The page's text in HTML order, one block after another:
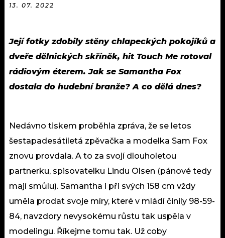
13. 07. 2022
Její fotky zdobily stěny chlapeckých pokojíků a
dveře dělnických skříněk, hit Touch Me rotoval
rádiovým éterem. Jak se Samantha Fox
dostala do hudební branže? A co dělá dnes?
Nedávno tiskem proběhla zpráva, že se letos
šestapadesátiletá zpěvačka a modelka Sam Fox
znovu provdala. A to za svojí dlouholetou
partnerku, spisovatelku Lindu Olsen (pánové tedy
mají smůlu). Samantha i při svých 158 cm vždy
uměla prodat svoje míry, které v mládí činily 98-59-
84, navzdory nevysokému růstu tak uspěla v
modelingu. Říkejme tomu tak. Už coby